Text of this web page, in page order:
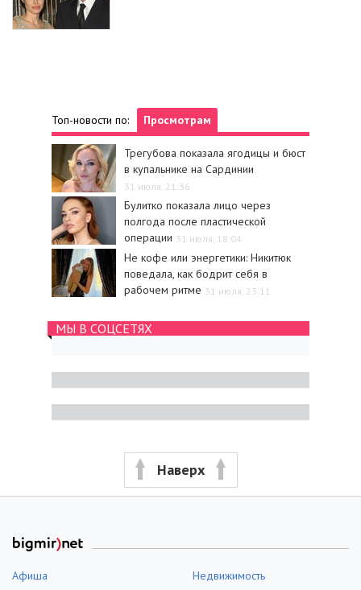
Топ-новости по: Просмотрам
Трегубова показала ягодицы и бюст
в купальнике на Сардинии
31 июля, 21:36
Булитко показала лицо через
полгода после пластической
операции 31 июля, 18:04
Не кофе или энергетики: Никитюк
поведала, как бодрит себя в
рабочем ритме 31 июля, 23:11
МЫ В СОЦСЕТЯХ
Наверх
Афиша Недвижимость